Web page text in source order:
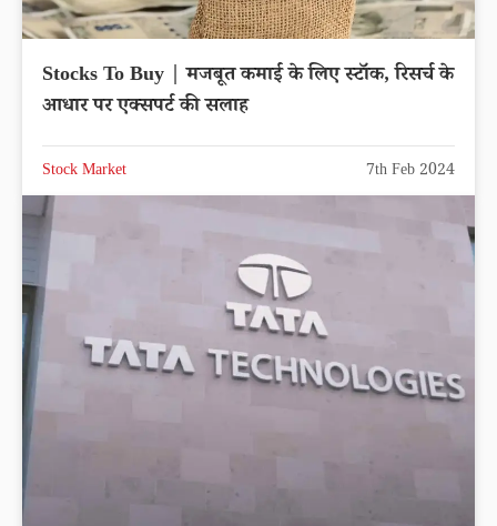
Stocks To Buy | मजबूत कमाई के लिए स्टॉक, रिसर्च के
आधार पर एक्सपर्ट की सलाह
Stock Market 7th Feb 2024